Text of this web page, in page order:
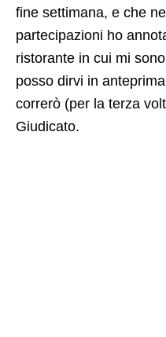
fine settimana, e che
partecipazioni ho
ristorante in cui mi
posso dirvi in
correrò (per la terza
Giudicato.